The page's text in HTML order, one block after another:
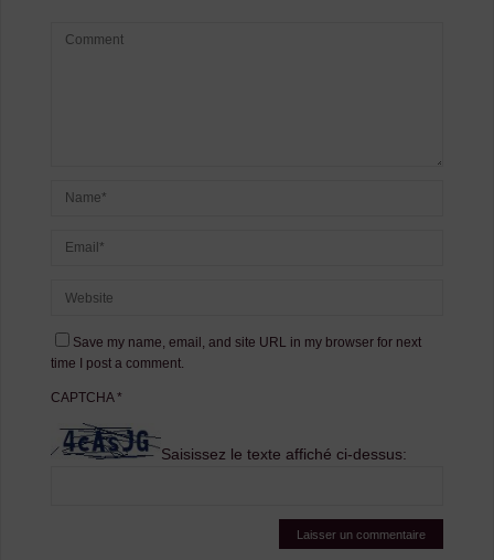
Save my name, email, and site URL in my browser for next
time I post a comment.
CAPTCHA*
Saisissez le texte affiché ci-dessus: